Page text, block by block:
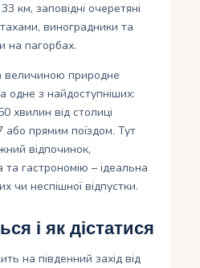
км, заповідні очеретяні
виноградники та
на пагорбах.
природне
одне з найдоступніших:
хвилин від столиці
або прямим поїздом. Тут
відпочинок,
та гастрономію – ідеальна
чи неспішної відпустки.
і як дістатися
на південний захід від